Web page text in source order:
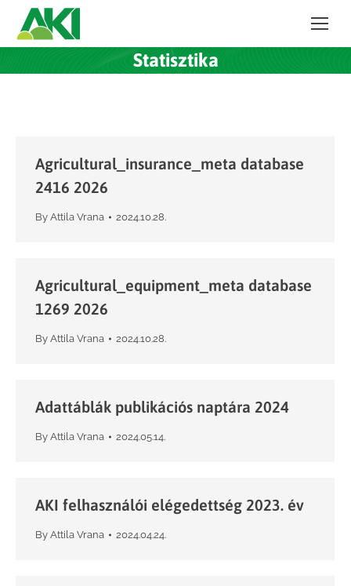
Statisztika
Agricultural_insurance_meta database
2416 2026
By Attila Vrana 2024.10.28.
Agricultural_equipment_meta database
1269 2026
By Attila Vrana 2024.10.28.
Adattáblák publikációs naptára 2024
By Attila Vrana 2024.05.14.
AKI felhasználói elégedettség 2023. év
By Attila Vrana 2024.04.24.